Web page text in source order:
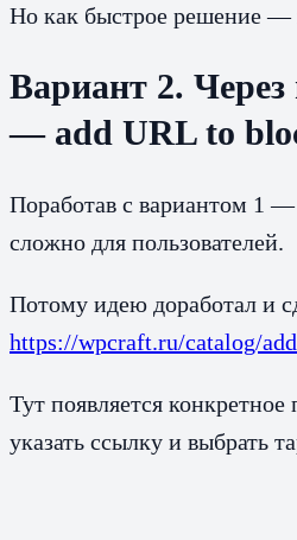
Но как быстрое решение —
Вариант 2.
— add URL to
Поработав с вариантом 1
сложно для пользователей.
Потому идею доработал и
https://wpcraft.ru/catalog/
Тут появляется
указать ссылку и выбрать